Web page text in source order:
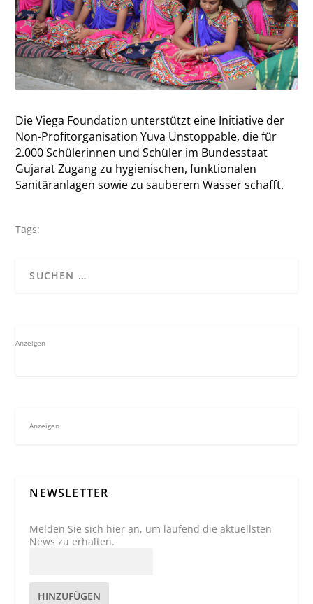
Die Viega Foundation unterstützt eine Initiative der
Non-Profitorganisation Yuva Unstoppable, die für
2.000 Schülerinnen und Schüler im Bundesstaat
Gujarat Zugang zu hygienischen, funktionalen
Sanitäranlagen sowie zu sauberem Wasser schafft.
Tags:
Anzeigen
Anzeigen
NEWSLETTER
Melden Sie sich hier an, um laufend die aktuellsten
News zu erhalten.
HINZUFÜGEN